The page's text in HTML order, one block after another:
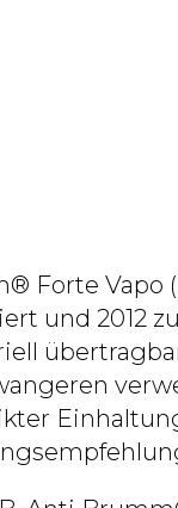
Vapo
und 2012